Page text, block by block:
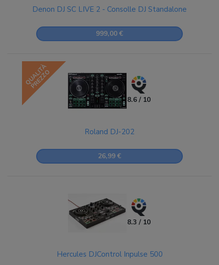
Denon DJ SC LIVE 2 - Consolle DJ Standalone
999,00 €
QUALITÀ
PREZZO
8.6 / 10
Roland DJ-202
26,99 €
8.3 / 10
Hercules DJControl Inpulse 500